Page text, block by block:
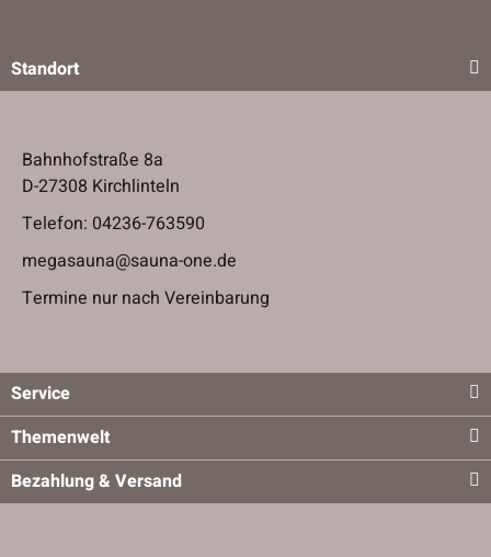
Standort
Bahnhofstraße 8a
D-27308 Kirchlinteln
Telefon: 04236-763590
megasauna@sauna-one.de
Termine nur nach Vereinbarung
Service
Themenwelt
Bezahlung & Versand